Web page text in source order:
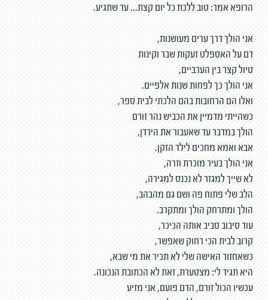
הרופא אמר: טוב ללכת כל יום קצת... עד שתגיע.
אני הולך דרך ערים מעושנות,
דם על האספלט זעקות שבר וקינות
טיול קצר בין הערביים,
אני הולך כך לפחות שנות אלפיים.
ואלו הם הרחובות בהם הלכתי לבית ספר,
כשהייתי מדמיין את הכביש נהר זורם
הולך במדבר עד שאעבור את הירדן,
אבא ואמא מחכים לילד הזקן.
אני הולך בעיר מוכרת וזרה,
לא שייך למגזר לא נכנס למגירה,
הלב שלי פתוח פה ושם גם מהבהב,
הולך ומתרחק הולך ומתקרב.
עוד סיבוב סביב אותה הכיכר,
קרוב לבית הכי רחוק שאפשר,
כשאחזור האישה שלי לא תכיר את מי שבא,
היא תגיד לי: מצטערת, זאת לא הכתובת הנכונה.
עכשיו הכול זורם, הדם פועם, אני מזיע